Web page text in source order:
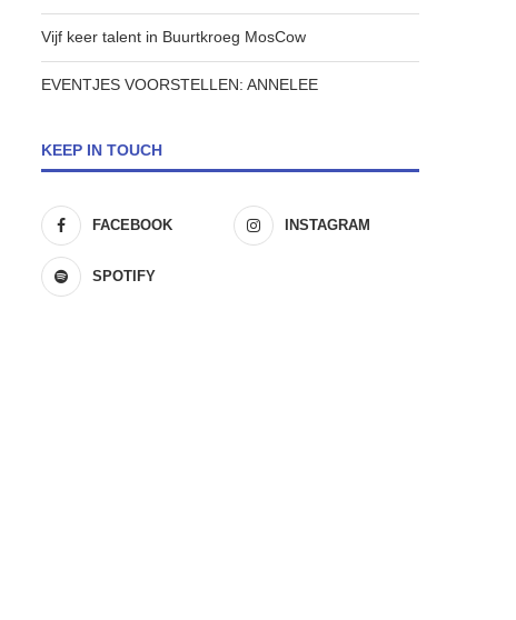
Vijf keer talent in Buurtkroeg MosCow
EVENTJES VOORSTELLEN: ANNELEE
KEEP IN TOUCH
FACEBOOK INSTAGRAM
SPOTIFY